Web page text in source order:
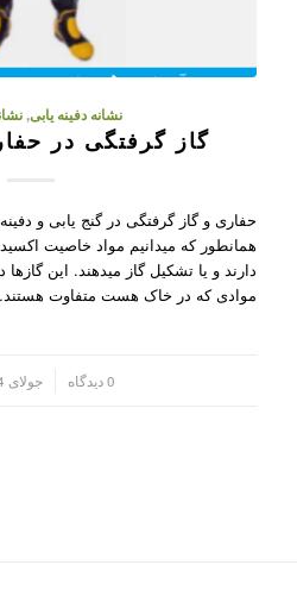
نشانه دفینه یابی,
گاز گرفتگی در
حفاری و گاز گرفتگی در گنج یابی و
همانطور که میدانیم مواد خاصیت
دارند و یا تشکیل گاز میدهند. این
موادی که در خاک هست متفاوت
0 دیدگاه جولای 14, 2022